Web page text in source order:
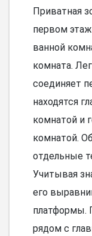
Приватная
первом
ванной
комната.
соединяет
находятся
комнатой и
комнатой.
отдельные
Учитывая
его
платформы.
рядом с